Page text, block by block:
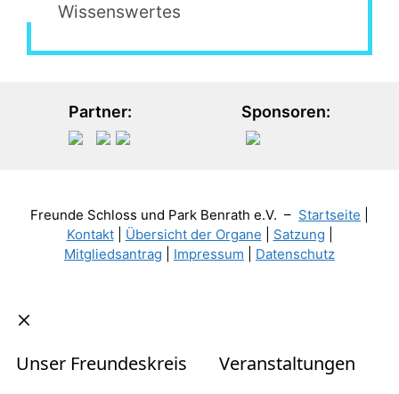
Wissenswertes
Partner: Sponsoren:
Freunde Schloss und Park Benrath e.V. – Startseite
Kontakt| Übersicht der Organe Satzung
Mitgliedsantrag
Impressum Datenschutz
Unser Freundeskreis Veranstaltungen